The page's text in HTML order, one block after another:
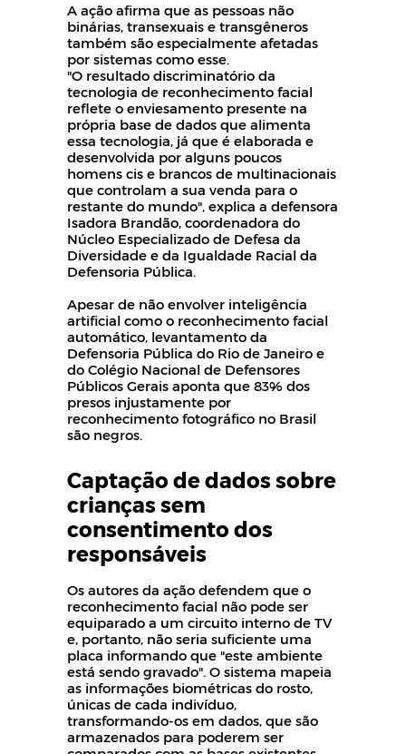
A ação afirma que as pessoas não
binárias, transexuais e transgêneros
também são especialmente afetadas
por sistemas como esse.
"O resultado discriminatório da
tecnologia de reconhecimento facial
reflete o enviesamento presente na
própria base de dados que alimenta
essa tecnologia, já que é elaborada e
desenvolvida por alguns poucos
homens cis e brancos de multinacionais
que controlam a sua venda para o
restante do mundo", explica a defensora
Isadora Brandão, coordenadora do
Núcleo Especializado de Defesa da
Diversidade e da Igualdade Racial da
Defensoria Pública.
Apesar de não envolver inteligência
artificial como o reconhecimento facial
automático, levantamento da
Defensoria Pública do Rio de Janeiro e
do Colégio Nacional de Defensores
Públicos Gerais aponta que 83% dos
presos injustamente por
reconhecimento fotográfico no Brasil
são negros.
Captação de dados sobre
crianças sem
consentimento dos
responsáveis
Os autores da ação defendem que o
reconhecimento facial não pode ser
equiparado a um circuito interno de TV
e, portanto, não seria suficiente uma
placa informando que "este ambiente
está sendo gravado". O sistema mapeia
as informações biométricas do rosto,
únicas de cada indivíduo,
transformando-os em dados, que são
armazenados para poderem ser